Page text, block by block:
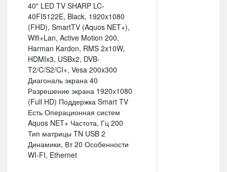
40" LED TV SHARP LC-
40FI5122E, Black, 1920x1080
(FHD), SmartTV (Aquos NET+),
Wifi+Lan, Active Motion 200,
Harman Kardon, RMS 2x10W,
HDMIx3, USBx2, DVB-
T2/C/S2/CI+, Vesa 200x300
Диагональ экрана 40
Разрешение экрана 1920х1080
(Full HD) Поддержка Smart TV
Есть Операционная систем
Aquos NET+ Частота, Гц 200
Тип матрицы TN USB 2
Динамики, Вт 20 Особенности
WI-FI, Ethernet